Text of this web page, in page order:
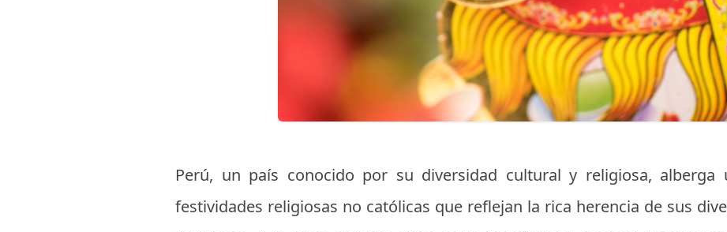
Perú, un país conocido por su diversidad cultural y religiosa, alberga
festividades religiosas no católicas que reflejan la rica herencia de sus